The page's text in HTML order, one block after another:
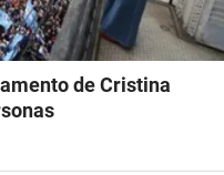
de Cristina